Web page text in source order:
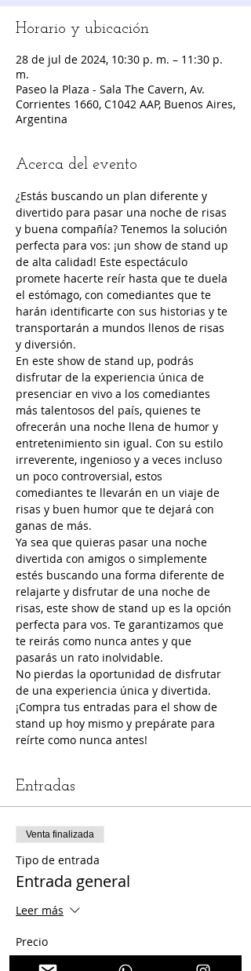
Horario y ubicación
28 de jul de 2024, 10:30 p. m. – 11:30 p.
m.
Paseo la Plaza - Sala The Cavern, Av.
Corrientes 1660, C1042 AAP, Buenos Aires,
Argentina
Acerca del evento
¿Estás buscando un plan diferente y
divertido para pasar una noche de risas
y buena compañía? Tenemos la solución
perfecta para vos: ¡un show de stand up
de alta calidad! Este espectáculo
promete hacerte reír hasta que te duela
el estómago, con comediantes que te
harán identificarte con sus historias y te
transportarán a mundos llenos de risas
y diversión.
En este show de stand up, podrás
disfrutar de la experiencia única de
presenciar en vivo a los comediantes
más talentosos del país, quienes te
ofrecerán una noche llena de humor y
entretenimiento sin igual. Con su estilo
irreverente, ingenioso y a veces incluso
un poco controversial, estos
comediantes te llevarán en un viaje de
risas y buen humor que te dejará con
ganas de más.
Ya sea que quieras pasar una noche
divertida con amigos o simplemente
estés buscando una forma diferente de
relajarte y disfrutar de una noche de
risas, este show de stand up es la opción
perfecta para vos. Te garantizamos que
te reirás como nunca antes y que
pasarás un rato inolvidable.
No pierdas la oportunidad de disfrutar
de una experiencia única y divertida.
¡Compra tus entradas para el show de
stand up hoy mismo y prepárate para
reírte como nunca antes!
Entradas
Venta finalizada
Tipo de entrada
Entrada general
Leer más
Precio
$ 4.000,00